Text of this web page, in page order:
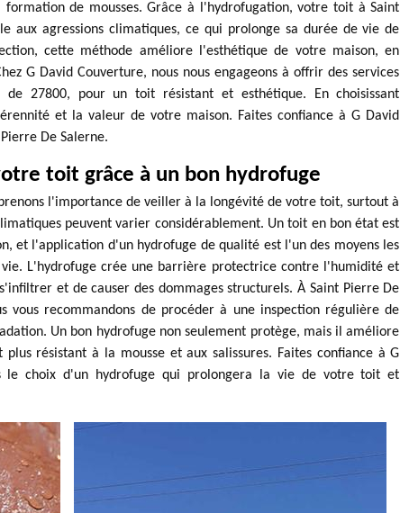
de mousses. Grâce à l'hydrofugation, votre toit à Saint
aux agressions climatiques, ce qui prolonge sa durée de vie de
cette méthode améliore l'esthétique de votre maison, en
G David Couverture, nous nous engageons à offrir des services
27800, pour un toit résistant et esthétique. En choisissant
et la valeur de votre maison. Faites confiance à G David
De Salerne.
toit grâce à un bon hydrofuge
l'importance de veiller à la longévité de votre toit, surtout à
peuvent varier considérablement. Un toit en bon état est
et l'application d'un hydrofuge de qualité est l'un des moyens les
L'hydrofuge crée une barrière protectrice contre l'humidité et
et de causer des dommages structurels. À Saint Pierre De
vous recommandons de procéder à une inspection régulière de
Un bon hydrofuge non seulement protège, mais il améliore
résistant à la mousse et aux salissures. Faites confiance à G
le choix d'un hydrofuge qui prolongera la vie de votre toit et